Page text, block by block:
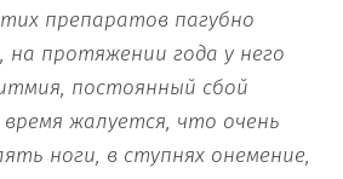
препаратов пагубно
на протяжении года у него
постоянный сбой
жалуется, что очень
ноги, в ступнях онемение,